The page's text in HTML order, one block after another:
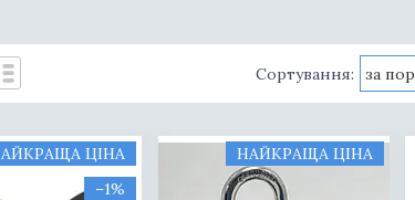
ЦІНА
–1%
НАЙКРАЩА ЦІНА